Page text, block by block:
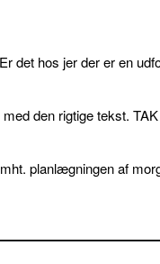
det hos jer der er en
den rigtige tekst. TAK
planlægningen af